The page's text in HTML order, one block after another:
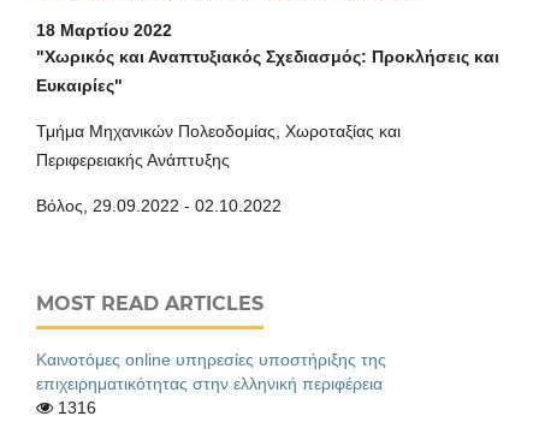
18 Μαρτίου 2022
"Χωρικός και Αναπτυξιακός Σχεδιασμός: Προκλήσεις και
Ευκαιρίες"
Τμήμα Μηχανικών Πολεοδομίας, Χωροταξίας και
Περιφερειακής Ανάπτυξης
Βόλος, 29.09.2022 - 02.10.2022
MOST READ ARTICLES
Καινοτόμες online υπηρεσίες υποστήριξης της
επιχειρηματικότητας στην ελληνική περιφέρεια
1316